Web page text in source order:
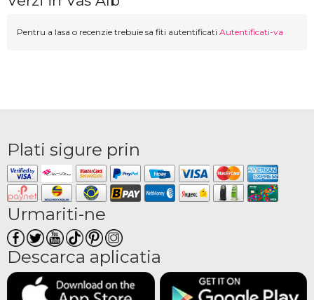
Pentru a lasa o recenzie trebuie sa fiti autentificati Autentificati-va
Plati sigure prin
Urmariti-ne
Descarca aplicatia